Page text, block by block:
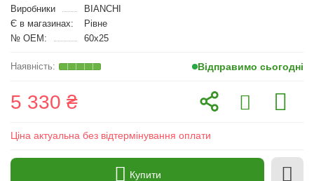
Виробники
BIANCHI
Є в магазинах:
Рівне
№ OEM:
60x25
Відправимо сьогодні
5 330 ₴
Ціна актуальна без відтермінування оплати
Купити